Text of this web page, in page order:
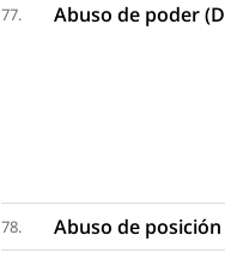
77. Abuso de poder
78. Abuso de